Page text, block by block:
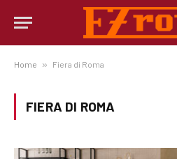
Home » Fiera di Roma
FIERA DI ROMA